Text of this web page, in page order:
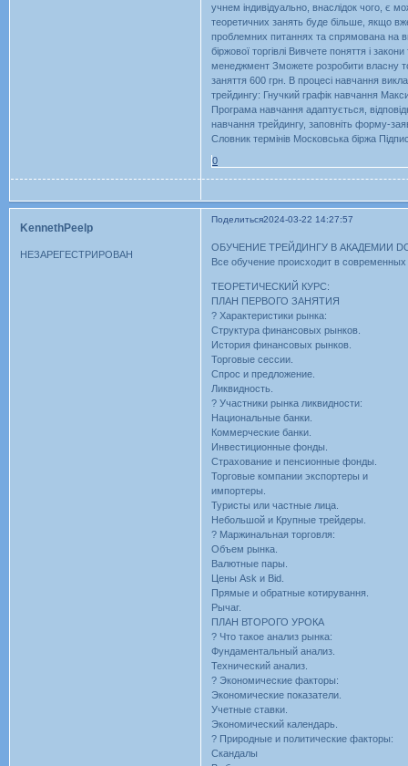
учнем індивідуально, внаслідок чого, є
теоретичних занять буде більше, якщо
проблемних питаннях та спрямована на
біржової торгівлі Вивчете поняття і
менеджмент Зможете розробити власну
заняття 600 грн. В процесі навчання
трейдингу: Гнучкий графік навчання
Програма навчання адаптується,
навчання трейдингу, заповніть форму-
Словник термінів Московська біржа
0
Поделиться2024-03-22 14:27:57
KennethPeelp
НЕЗАРЕГЕСТРИРОВАН
ОБУЧЕНИЕ ТРЕЙДИНГУ В АКАДЕМИИ
Все обучение происходит в
ТЕОРЕТИЧЕСКИЙ КУРС:
ПЛАН ПЕРВОГО ЗАНЯТИЯ
? Характеристики рынка:
Структура финансовых рынков.
История финансовых рынков.
Торговые сессии.
Спрос и предложение.
Ликвидность.
? Участники рынка ликвидности:
Национальные банки.
Коммерческие банки.
Инвестиционные фонды.
Страхование и пенсионные фонды.
Торговые компании экспортеры и
импортеры.
Туристы или частные лица.
Небольшой и Крупные трейдеры.
? Маржинальная торговля:
Объем рынка.
Валютные пары.
Цены Ask и Bid.
Прямые и обратные котирування.
Рычаг.
ПЛАН ВТОРОГО УРОКА
? Что такое анализ рынка:
Фундаментальный анализ.
Технический анализ.
? Экономические факторы:
Экономические показатели.
Учетные ставки.
Экономический календарь.
? Природные и политические факторы:
Скандалы